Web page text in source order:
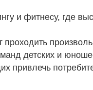
и фитнесу, где
проходить
детских и
привлечь